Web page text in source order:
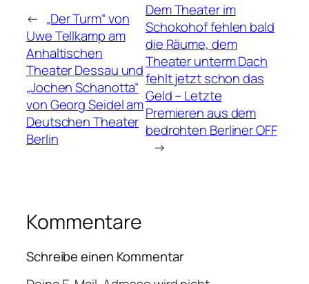
← „Der Turm“ von
Uwe Tellkamp am
Anhaltischen
Theater Dessau und
„Jochen Schanotta“
von Georg Seidel am
Deutschen Theater
Berlin
Dem Theater im
Schokohof fehlen bald
die Räume, dem
Theater unterm Dach
fehlt jetzt schon das
Geld – Letzte
Premieren aus dem
bedrohten Berliner OFF
→
Kommentare
Schreibe einen Kommentar